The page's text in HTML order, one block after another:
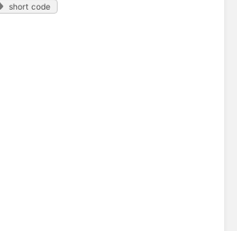
short code